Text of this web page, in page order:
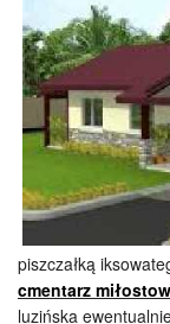
piszczałką
cmentarz
luzińska